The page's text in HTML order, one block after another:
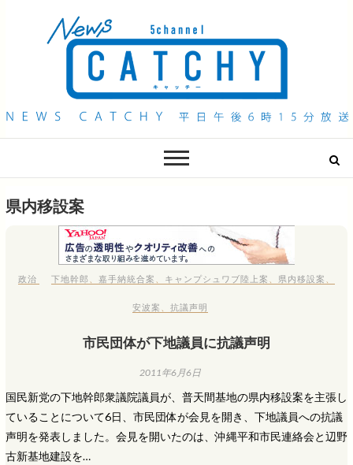
QAB NEWS Headline
県内移設案
政治 下地幹郎 嘉手納統合案 キャンプシュワブ陸上案 県内移設案
安波案 、抗議声明
市民団体が下地議員に抗議声明
2011年6月6日
国民新党の下地幹郎衆議院議員が、普天間基地の県内移設案を主張し
ていることについて6日、市民団体が会見を開き、下地議員への抗議
声明を発表しました。会見を開いたのは、沖縄平和市民連絡会と辺野
古新基地建設を…